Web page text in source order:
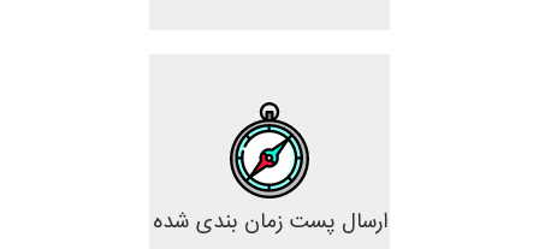
ارسال پست زمان بندی شده